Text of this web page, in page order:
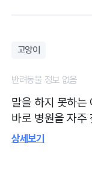
고양이
반려동물 정보 없음
말을 하지 못하는
바로 병원을 자주
문하여 건강검진
상세보기